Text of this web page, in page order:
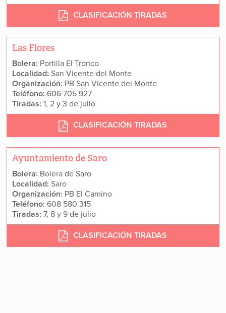
CLASIFICACIÓN TIRADAS
Las Flores
Bolera: Portilla El Tronco
Localidad:San Vicente del Monte
Organización: PB San Vicente del Monte
Teléfono:606 705 927
Tiradas:1, 2 y 3 de julio
CLASIFICACIÓN TIRADAS
Ayuntamiento de Saro
Bolera: Bolera de Saro
Localidad:Saro
Organización: PB El Camino
Teléfono:608 580 315
Tiradas:7, 8 y 9 de julio
CLASIFICACIÓN TIRADAS